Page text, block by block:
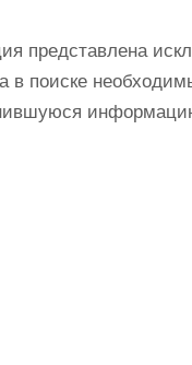
представлена
в поиске